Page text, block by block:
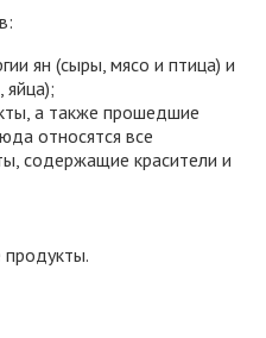
ян (сыры, мясо и птица) и
яйца);
а также прошедшие
относятся все
содержащие красители и